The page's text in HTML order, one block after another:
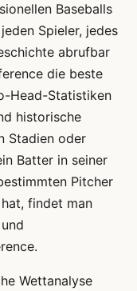
Baseballs
Spieler, jedes
abrufbar
die beste
Head-Statistiken
historische
Stadien oder
Batter in seiner
Pitcher
findet man
Wettanalyse